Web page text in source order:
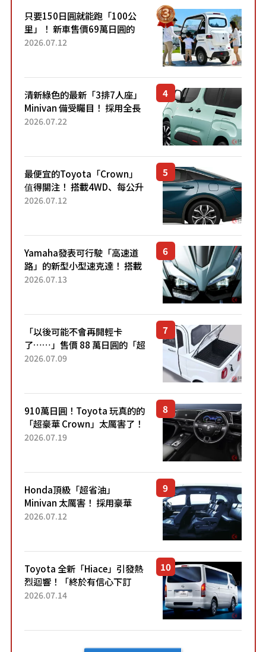
只要150日圓就能跑「100公
里」！ 新車售價69萬日圓的
「3人座」Trike大受歡迎！ 順
2026.07.12
清新綠色的最新「3排7人座」
Minivan 備受矚目！ 採用全長
4.7公尺剛剛好的車身尺寸與
2026.07.22
最便宜的Toyota「Crown」
值得關注！ 搭載4WD、每公升
22.4公里低油耗表現超亮眼！
2026.07.12
Yamaha發表可行駛「高速道
路」的新型小型速克達！ 搭載
能享受超強勁「渦輪感」的動
2026.07.13
「以後可能不會再開輕卡
了……」售價 88 萬日圓的「超
迷你輕型貨車」引發兩極評
了！...
2026.07.09
910萬日圓！Toyota 玩真的的
「超豪華 Crown」太厲害了！
採用由「匠人技藝」打造的
2026.07.19
Honda頂級「超省油」
Minivan 太厲害！ 採用豪華
「真皮座椅」與專屬「黑色內
「三...
2026.07.12
Toyota 全新「Hiace」引發熱
烈迴響！「終於有信心下訂
了！」「哪個等級交車最
車？...
2026.07.14